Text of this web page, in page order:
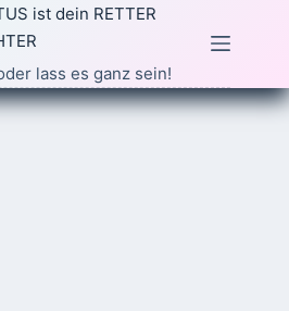
ist dein RETTER
lass es ganz sein!